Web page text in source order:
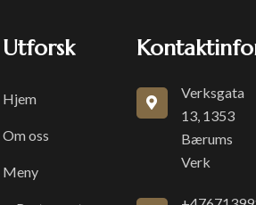
Utforsk
Hjem
Om oss
Meny
Verksgata
13, 1353
Bærums
Verk